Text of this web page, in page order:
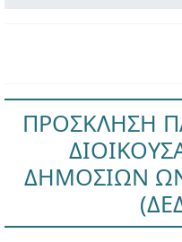
ΠΡΟΣΚΛΗΣΗ
ΔΗΜΟΣΙΩΝ